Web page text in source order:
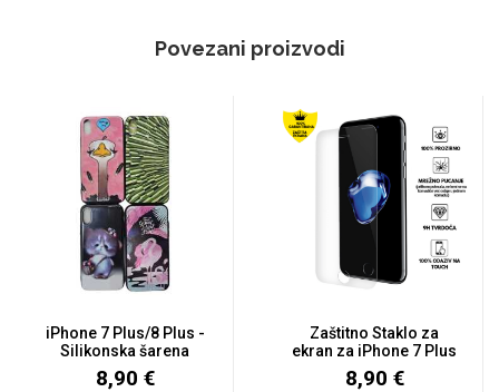
Povezani proizvodi
iPhone 7 Plus/8 Plus -
Silikonska šarena
maski...
8,90 €
Zaštitno Staklo za
ekran za iPhone 7 Plus
/ 8...
8,90 €